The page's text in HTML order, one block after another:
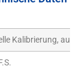
Kalibrierung,